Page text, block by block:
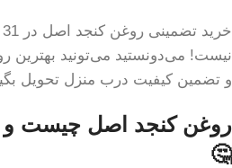
نیست! می‌دونستید می‌تونید بهترین
و تضمین کیفیت درب منزل تحویل
روغن کنجد اصل چیست و
🤔